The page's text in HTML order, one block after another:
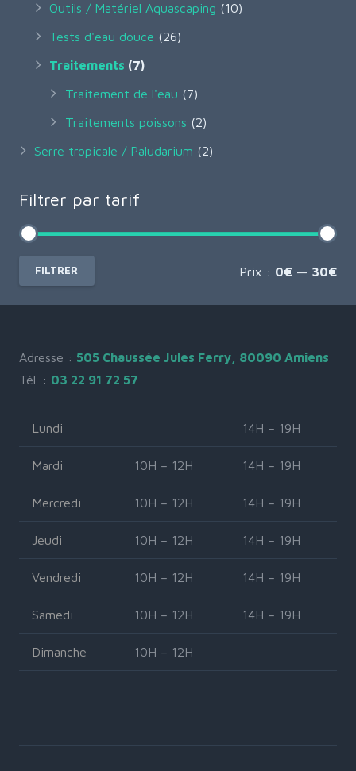
Outils / Matériel Aquascaping (10)
Tests d'eau douce (26)
Traitements (7)
Traitement de l'eau (7)
Traitements poissons (2)
Serre tropicale / Paludarium (2)
Filtrer par tarif
FILTRER Prix : 0€ — 30€
Adresse : 505 Chaussée Jules Ferry, 80090 Amiens
Tél. : 03 22 91 72 57
Lundi 14H – 19H
Mardi 10H – 12H 14H – 19H
Mercredi 10H – 12H 14H – 19H
Jeudi 10H – 12H 14H – 19H
Vendredi 10H – 12H 14H – 19H
Samedi 10H – 12H 14H – 19H
Dimanche 10H – 12H